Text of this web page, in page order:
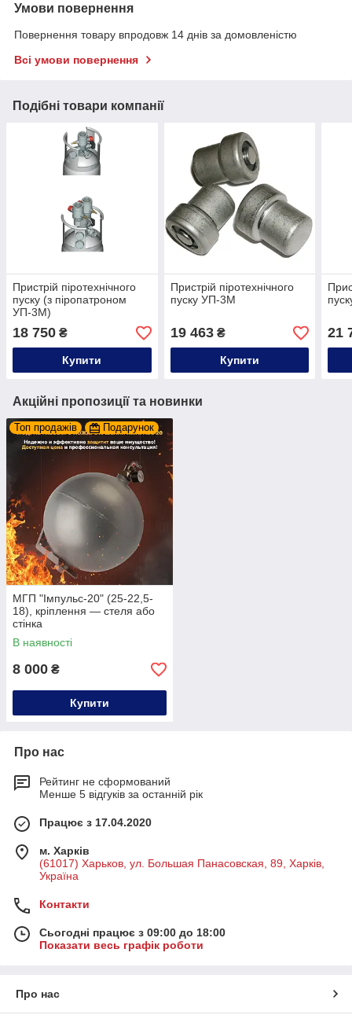
Умови повернення
Повернення товару впродовж 14 днів за домовленістю
Всі умови повернення
Подібні товари компанії
Пристрій піротехнічного
пуску (з піропатроном
УП-3М)
18 750 ₴
Купити
Пристрій піротехнічного
пуску УП-3М
19 463₴
Купити
21
Акційні пропозиції та новинки
Топ продажів Подарунок
МГП "Імпульс-20" (25-22,5-
18), кріплення — стеля або
стінка
В наявності
8 000 ₴
Купити
Про нас
Рейтинг не сформований
Менше 5 відгуків за останній рік
Працює з 17.04.2020
м. Харків
(61017) Харьков, ул. Большая Панасовская, 89, Харків,
Україна
Контакти
Сьогодні працює з 09:00 до 18:00
Показати весь графік роботи
Про нас